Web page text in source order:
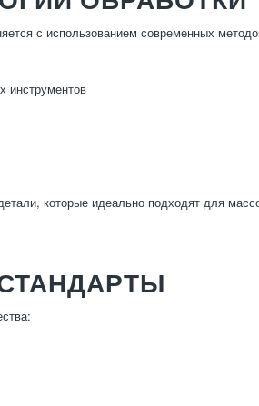
с использованием современных
инструментов
которые идеально подходят для